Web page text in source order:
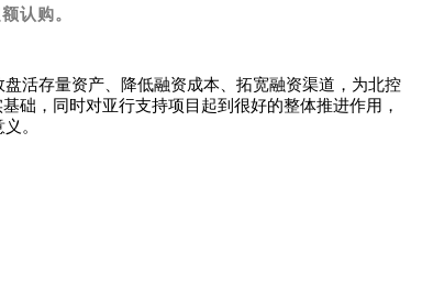
认购。
活存量资产、降低融资成本、拓宽融资渠道，为北控
础，同时对亚行支持项目起到很好的整体推进作用，
。